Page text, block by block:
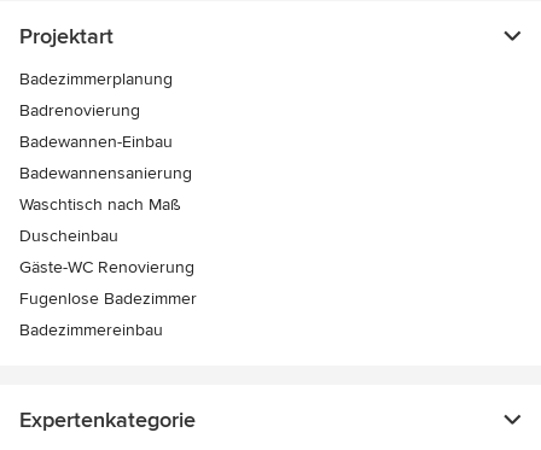
Projektart
Badezimmerplanung
Badrenovierung
Badewannen-Einbau
Badewannensanierung
Waschtisch nach Maß
Duscheinbau
Gäste-WC Renovierung
Fugenlose Badezimmer
Badezimmereinbau
Expertenkategorie